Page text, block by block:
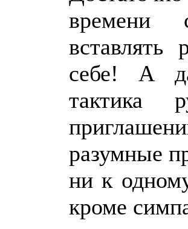
времени
себе! А
тактика
разумные
ни к
кроме